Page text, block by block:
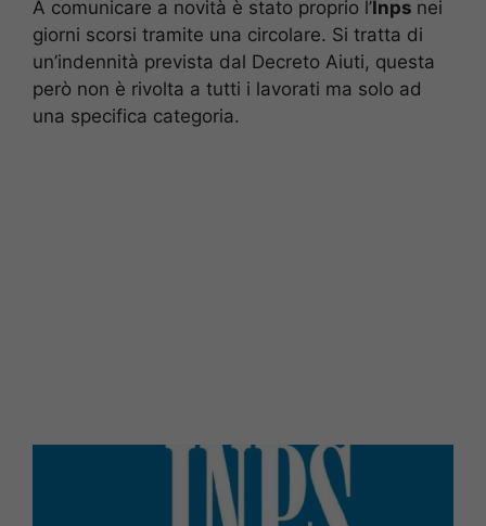
A comunicare a novità è stato proprio l’Inps nei
giorni scorsi tramite una circolare. Si tratta di
un’indennità prevista dal Decreto Aiuti, questa
però non è rivolta a tutti i lavorati ma solo ad
una specifica categoria.